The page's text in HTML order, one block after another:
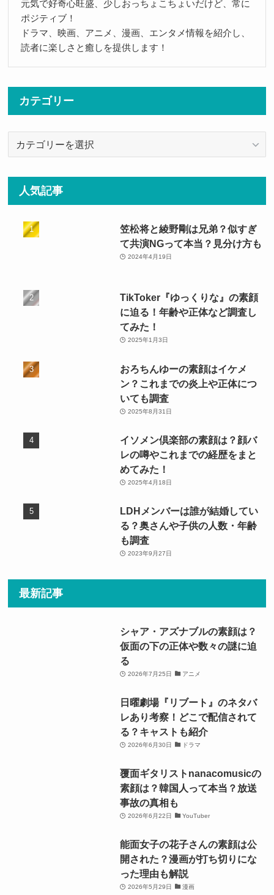
元気で好奇心旺盛、少しおっちょこちょいだけど、常に
ポジティブ！
ドラマ、映画、アニメ、漫画、エンタメ情報を紹介し、
読者に楽しさと癒しを提供します！
カテゴリー
人気記事
笠松将と綾野剛は兄弟？似すぎ
て共演NGって本当？見分け方も
2024年4月19日
TikToker『ゆっくりな』の素顔
に迫る！年齢や正体など調査し
てみた！
2025年1月3日
おろちんゆーの素顔はイケメ
ン？これまでの炎上や正体につ
いても調査
2025年8月31日
イソメン倶楽部の素顔は？顔バ
レの噂やこれまでの経歴をまと
めてみた！
2025年4月18日
LDHメンバーは誰が結婚してい
る？奥さんや子供の人数・年齢
も調査
2023年9月27日
最新記事
シャア・アズナブルの素顔は？
仮面の下の正体や数々の謎に迫
る
2026年7月25日 アニメ
日曜劇場『リブート』のネタバ
レあり考察！どこで配信されて
る？キャストも紹介
2026年6月30日 ドラマ
覆面ギタリストnanacomusicの
素顔は？韓国人って本当？放送
事故の真相も
2026年6月22日 YouTuber
能面女子の花子さんの素顔は公
開された？漫画が打ち切りにな
った理由も解説
2026年5月29日 漫画